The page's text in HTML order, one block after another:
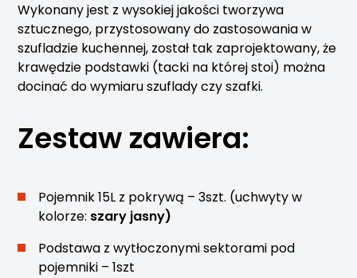
Wykonany jest z wysokiej jakości tworzywa
sztucznego, przystosowany do zastosowania w
szufladzie kuchennej, został tak zaprojektowany, że
krawędzie podstawki (tacki na której stoi) można
docinać do wymiaru szuflady czy szafki.
Zestaw zawiera:
Pojemnik 15L z pokrywą – 3szt. (uchwyty w
kolorze: szary jasny)
Podstawa z wytłoczonymi sektorami pod
pojemniki – 1szt